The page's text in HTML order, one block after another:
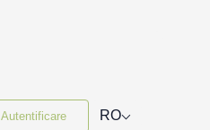
Autentificare RO⌵